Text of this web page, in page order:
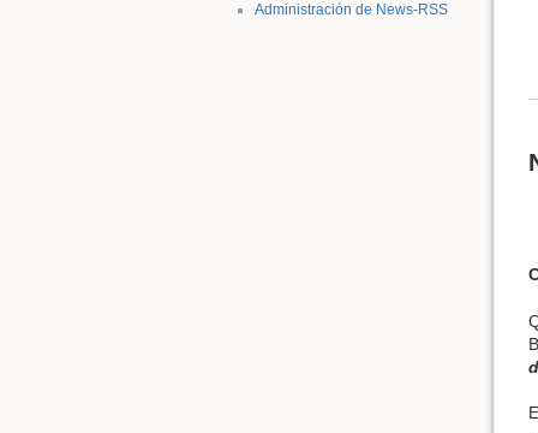
Administración de News-RSS